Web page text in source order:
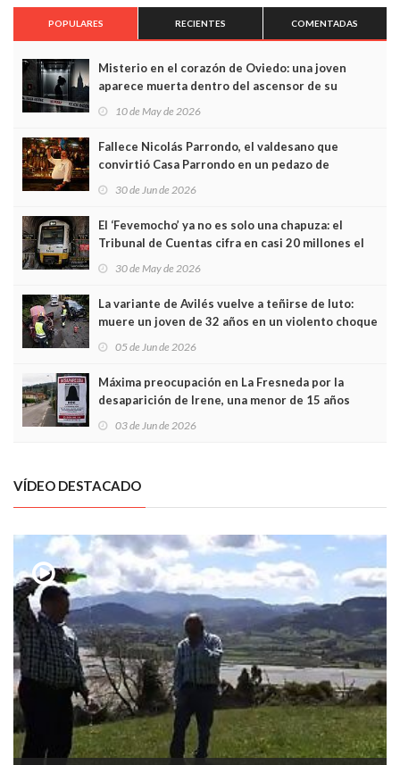
POPULARES RECIENTES COMENTADAS
Misterio en el corazón de Oviedo: una joven
aparece muerta dentro del ascensor de su
edificio y las cámaras captan sus últimos minutos
10 de May de 2026
Fallece Nicolás Parrondo, el valdesano que
convirtió Casa Parrondo en un pedazo de
Asturias en Madrid
30 de Jun de 2026
El ‘Fevemocho’ ya no es solo una chapuza: el
Tribunal de Cuentas cifra en casi 20 millones el
sobrecoste de los trenes que no cabían por los
30 de May de 2026
La variante de Avilés vuelve a teñirse de luto:
muere un joven de 32 años en un violento choque
frontal
05 de Jun de 2026
Máxima preocupación en La Fresneda por la
desaparición de Irene, una menor de 15 años
03 de Jun de 2026
VÍDEO DESTACADO